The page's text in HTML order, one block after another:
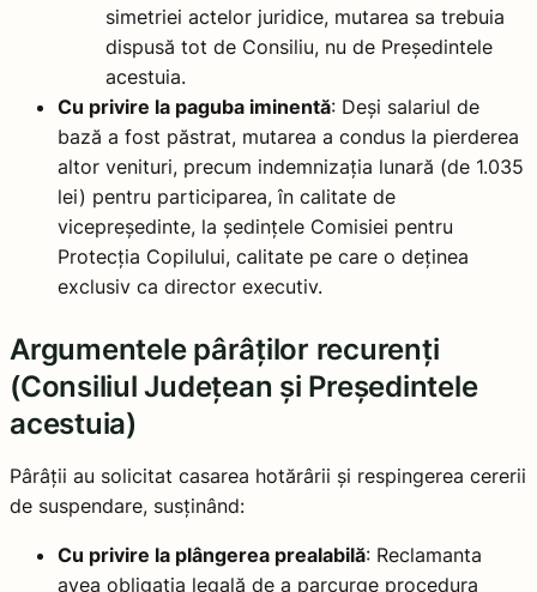
simetriei actelor juridice, mutarea sa trebuia
dispusă tot de Consiliu, nu de Președintele
acestuia.
Cu privire la paguba iminentă: Deși salariul de
bază a fost păstrat, mutarea a condus la pierderea
altor venituri, precum indemnizația lunară (de 1.035
lei) pentru participarea, în calitate de
vicepreședinte, la ședințele Comisiei pentru
Protecția Copilului, calitate pe care o deținea
exclusiv ca director executiv.
Argumentele pârâților recurenți
(Consiliul Județean și Președintele
acestuia)
Pârâții au solicitat casarea hotărârii și respingerea cererii
de suspendare, susținând:
Cu privire la plângerea prealabilă: Reclamanta
avea obligația legală de a parcurge procedura